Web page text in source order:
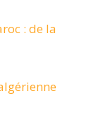
: de la